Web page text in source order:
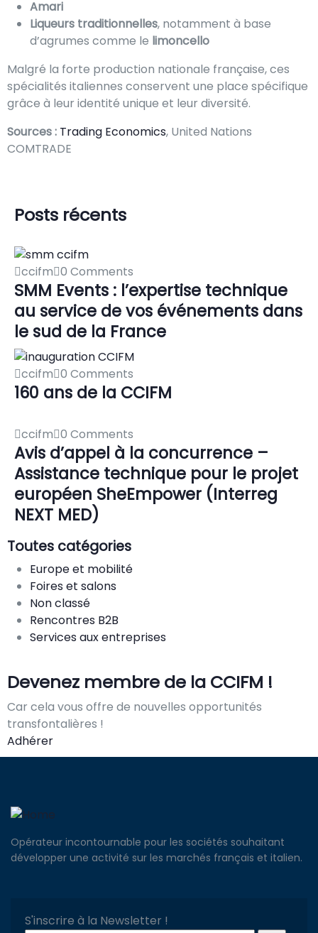
Amari
Liqueurs traditionnelles, notamment à base
d’agrumes comme le limoncello
Malgré la forte production nationale française, ces
spécialités italiennes conservent une place spécifique
grâce à leur identité unique et leur diversité.
Sources : Trading Economics, United Nations
COMTRADE
Posts récents
ccifm 0 Comments
SMM Events : l’expertise technique
au service de vos événements dans
le sud de la France
ccifm 0 Comments
160 ans de la CCIFM
ccifm 0 Comments
Avis d’appel à la concurrence –
Assistance technique pour le projet
européen SheEmpower (Interreg
NEXT MED)
Toutes catégories
Europe et mobilité
Foires et salons
Non classé
Rencontres B2B
Services aux entreprises
Devenez membre de la CCIFM !
Car cela vous offre de nouvelles opportunités
transfontalières !
Adhérer
Opérateur incontournable pour les sociétés souhaitant
développer une activité sur les marchés français et italien.
S'inscrire à la Newsletter !